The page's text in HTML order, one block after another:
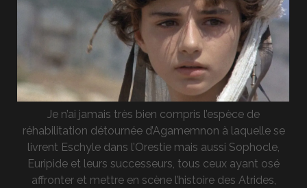
Je n’ai jamais très bien compris l’espèce de
réhabilitation détournée d’Agamemnon à laquelle se
livrent Eschyle dans l’Orestie mais aussi Sophocle,
Euripide et leurs successeurs, tous ceux ayant osé
affronter et mettre en scène l’histoire des Atrides,